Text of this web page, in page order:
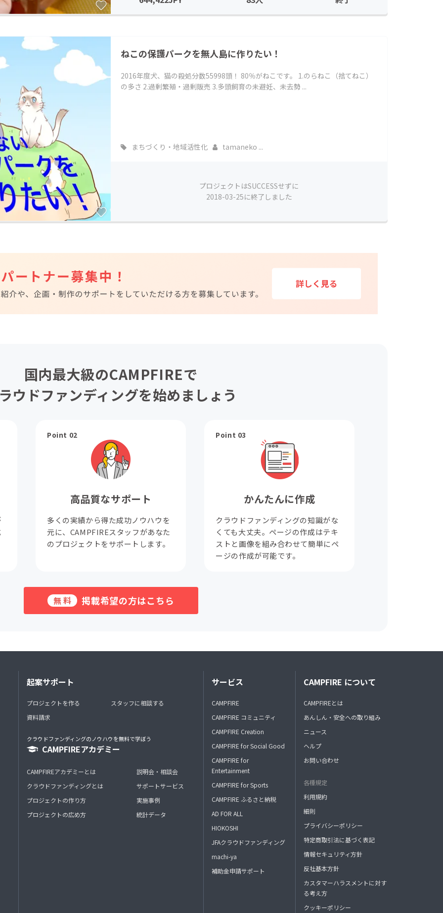
ねこの保護パークを無人島に作りたい！
2016年度犬、猫の殺処分数55998頭！ 80％がねこです。 1.のらねこ（捨てねこ）
の多さ 2.過剰繁殖・過剰販売 3.多頭飼育の未避妊、未去勢 ...
まちづくり・地域活性化 tamaneko ...
プロジェクトはSUCCESSせずに
2018-03-25に終了しました
国内最大級のCAMPFIREで
ウドファンディングを始めましょう
Point 02
高品質なサポート
多くの実績から得た成功ノウハウを
元に、CAMPFIREスタッフがあなた
のプロジェクトをサポートします。
Point 03
かんたんに作成
クラウドファンディングの知識がな
くても大丈夫。ページの作成はテキ
ストと画像を組み合わせて簡単にペ
ージの作成が可能です。
無料 掲載希望の方はこちら
起案サポート
プロジェクトを作る
資料請求
スタッフに相談する
クラウドファンディングのノウハウを無料で学ぼう
CAMPFIREアカデミー
CAMPFIREアカデミーとは
クラウドファンディングとは
プロジェクトの作り方
プロジェクトの広め方
説明会・相談会
サポートサービス
実施事例
統計データ
サービス
CAMPFIRE
CAMPFIRE コミュニティ
CAMPFIRE Creation
CAMPFIRE for Social Good
CAMPFIRE for
Entertainment
CAMPFIRE for Sports
CAMPFIRE ふるさと納税
AD FOR ALL
HIOKOSHI
JFAクラウドファンディング
machi-ya
補助金申請サポート
CAMPFIRE について
CAMPFIREとは
あんしん・安全への取り組み
ニュース
ヘルプ
お問い合わせ
各種規定
利用規約
細則
プライバシーポリシー
特定商取引法に基づく表記
情報セキュリティ方針
反社基本方針
カスタマーハラスメントに対す
る考え方
クッキーポリシー